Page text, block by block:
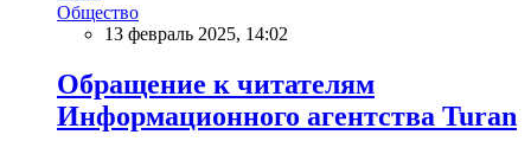
Общество
13 февраль 2025, 14:02
Обращение к читателям
Информационного агентства Turan